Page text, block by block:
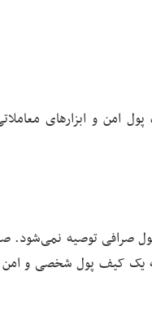
امن و ابزارهای
صرافی توصیه نمی‌شود.
یک کیف پول شخصی و امن